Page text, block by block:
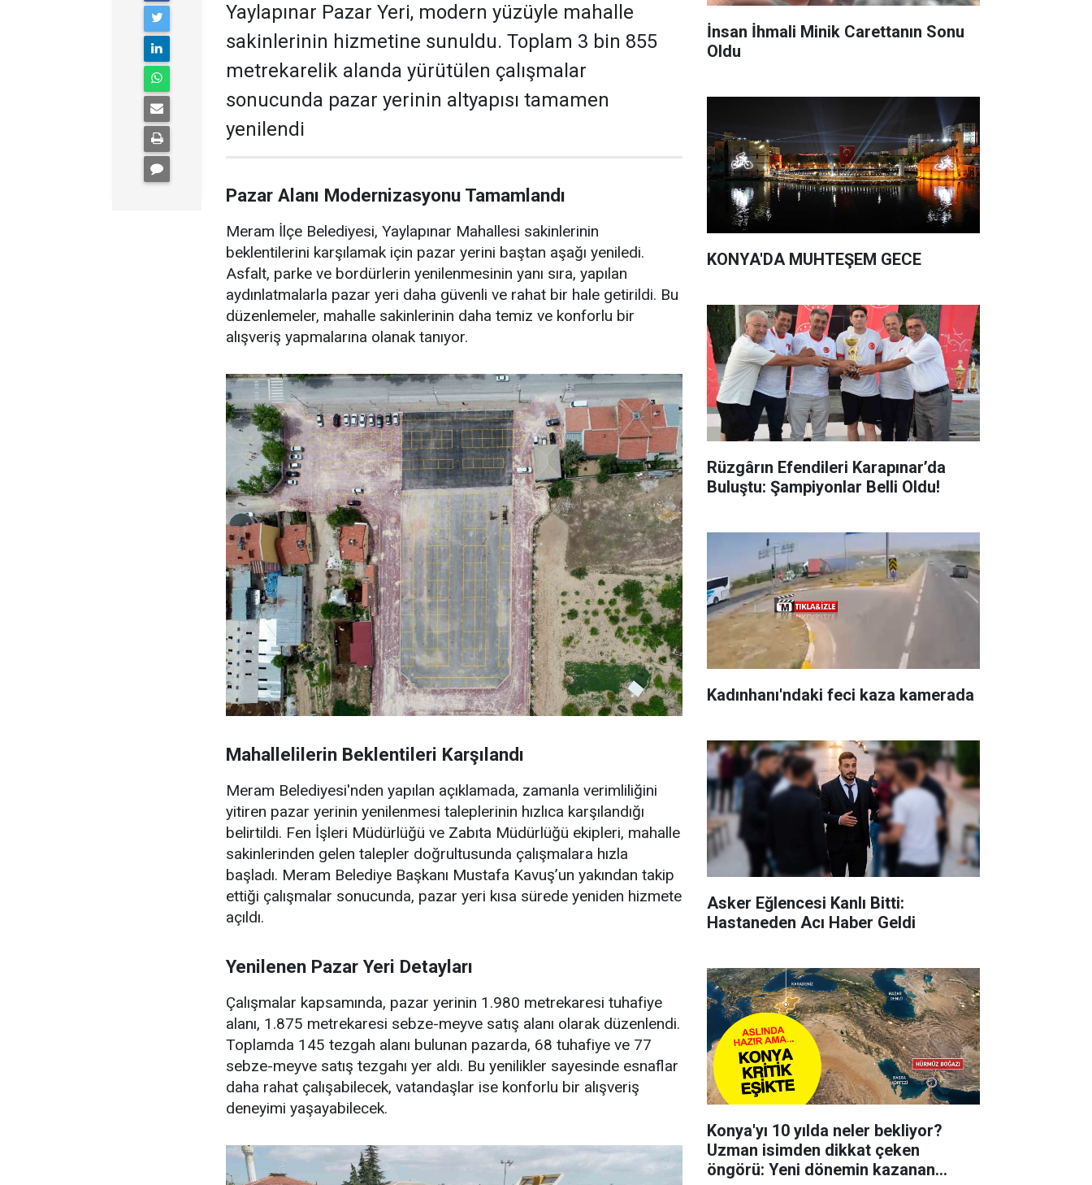
Yaylapınar Pazar Yeri, modern yüzüyle mahalle
sakinlerinin hizmetine sunuldu. Toplam 3 bin 855
metrekarelik alanda yürütülen çalışmalar
sonucunda pazar yerinin altyapısı tamamen
yenilendi
Pazar Alanı Modernizasyonu Tamamlandı
Meram İlçe Belediyesi, Yaylapınar Mahallesi sakinlerinin
beklentilerini karşılamak için pazar yerini baştan aşağı yeniledi.
Asfalt, parke ve bordürlerin yenilenmesinin yanı sıra, yapılan
aydınlatmalarla pazar yeri daha güvenli ve rahat bir hale getirildi. Bu
düzenlemeler, mahalle sakinlerinin daha temiz ve konforlu bir
alışveriş yapmalarına olanak tanıyor.
Mahallelilerin Beklentileri Karşılandı
Meram Belediyesi'nden yapılan açıklamada, zamanla verimliliğini
yitiren pazar yerinin yenilenmesi taleplerinin hızlıca karşılandığı
belirtildi. Fen İşleri Müdürlüğü ve Zabıta Müdürlüğü ekipleri, mahalle
sakinlerinden gelen talepler doğrultusunda çalışmalara hızla
başladı. Meram Belediye Başkanı Mustafa Kavuş’un yakından takip
ettiği çalışmalar sonucunda, pazar yeri kısa sürede yeniden hizmete
açıldı.
Yenilenen Pazar Yeri Detayları
Çalışmalar kapsamında, pazar yerinin 1.980 metrekaresi tuhafiye
alanı, 1.875 metrekaresi sebze-meyve satış alanı olarak düzenlendi.
Toplamda 145 tezgah alanı bulunan pazarda, 68 tuhafiye ve 77
sebze-meyve satış tezgahı yer aldı. Bu yenilikler sayesinde esnaflar
daha rahat çalışabilecek, vatandaşlar ise konforlu bir alışveriş
deneyimi yaşayabilecek.
İnsan İhmali Minik Carettanın Sonu
Oldu
KONYA'DA MUHTEŞEM GECE
Rüzgârın Efendileri Karapınar’da
Buluştu: Şampiyonlar Belli Oldu!
Kadınhanı'ndaki feci kaza kamerada
Asker Eğlencesi Kanlı Bitti:
Hastaneden Acı Haber Geldi
Konya'yı 10 yılda neler bekliyor?
Uzman isimden dikkat çeken
öngörü: Yeni dönemin kazanan